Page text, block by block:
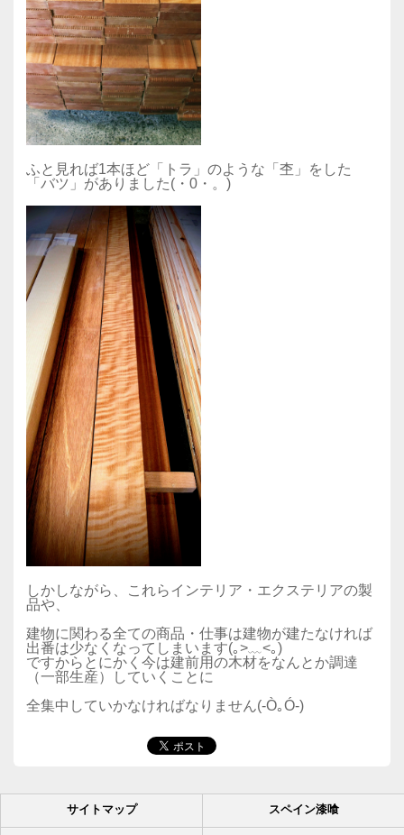
ふと見れば1本ほど「トラ」のような「杢」をした
「バツ」がありました(・0・。)
しかしながら、これらインテリア・エクステリアの製
品や、
建物に関わる全ての商品・仕事は建物が建たなければ
出番は少なくなってしまいます(｡>﹏<｡)
ですからとにかく今は建前用の木材をなんとか調達
（一部生産）していくことに
全集中していかなければなりません(-Ò｡Ó-)
サイトマップ スペイン漆喰